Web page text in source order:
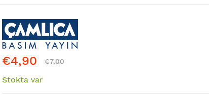
€4,90 €7,00
Stokta var